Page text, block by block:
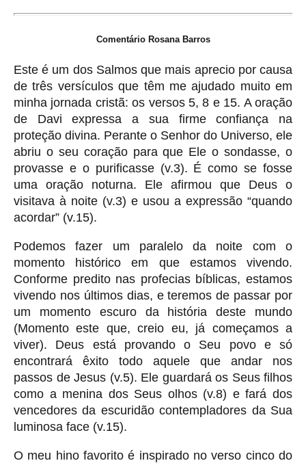
Comentário Rosana Barros
Este é um dos Salmos que mais aprecio por causa
de três versículos que têm me ajudado muito em
minha jornada cristã: os versos 5, 8 e 15. A oração
de Davi expressa a sua firme confiança na
proteção divina. Perante o Senhor do Universo, ele
abriu o seu coração para que Ele o sondasse, o
provasse e o purificasse (v.3). É como se fosse
uma oração noturna. Ele afirmou que Deus o
visitava à noite (v.3) e usou a expressão “quando
acordar” (v.15).
Podemos fazer um paralelo da noite com o
momento histórico em que estamos vivendo.
Conforme predito nas profecias bíblicas, estamos
vivendo nos últimos dias, e teremos de passar por
um momento escuro da história deste mundo
(Momento este que, creio eu, já começamos a
viver). Deus está provando o Seu povo e só
encontrará êxito todo aquele que andar nos
passos de Jesus (v.5). Ele guardará os Seus filhos
como a menina dos Seus olhos (v.8) e fará dos
vencedores da escuridão contempladores da Sua
luminosa face (v.15).
O meu hino favorito é inspirado no verso cinco do